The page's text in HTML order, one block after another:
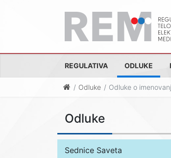
REGULATIVA ODLUKE
Odluke Odluke o
Odluke
Sednice Saveta